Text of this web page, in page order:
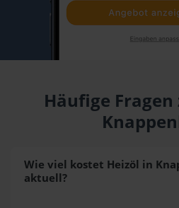
Häufige Fragen
Wie viel kostet Heizöl in
aktuell?